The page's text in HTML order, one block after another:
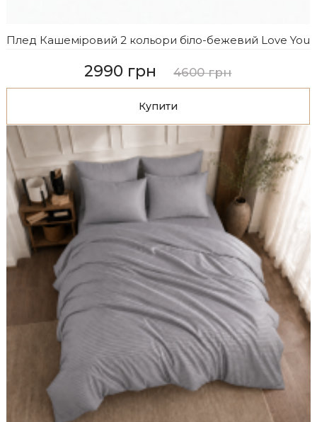
Плед Кашеміровий 2 кольори біло-бежевий Love You
2990 грн 4600 грн
Купити